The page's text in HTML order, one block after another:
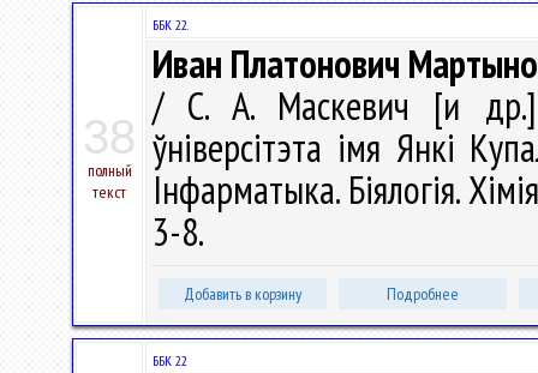
38
полный
текст
ББК 22.
Иван Платонович
/ С. А. Маскевич [и др.]
ўніверсітэта імя Янкі
Інфарматыка. Біялогія.
3-8.
Добавить в корзину Подробнее
ББК 22